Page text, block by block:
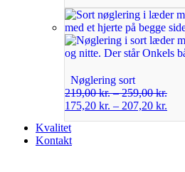
Nøglering sort
219,00kr.–259,00kr.
175,20 kr. – 207,20 kr.
Kvalitet
Kontakt